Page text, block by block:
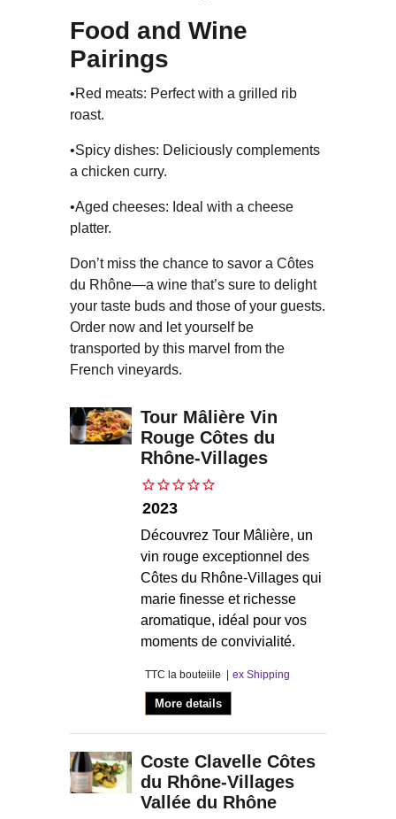
Food and Wine
Pairings
•Red meats: Perfect with a grilled rib
roast.
•Spicy dishes: Deliciously complements
a chicken curry.
•Aged cheeses: Ideal with a cheese
platter.
Don’t miss the chance to savor a Côtes
du Rhône—a wine that’s sure to delight
your taste buds and those of your guests.
Order now and let yourself be
transported by this marvel from the
French vineyards.
Tour Mâlière Vin
Rouge Côtes du
Rhône-Villages
2023
Découvrez Tour Mâlière, un
vin rouge exceptionnel des
Côtes du Rhône-Villages qui
marie finesse et richesse
aromatique, idéal pour vos
moments de convivialité.
TTC la bouteiile ex Shipping
More details
Coste Clavelle Côtes
du Rhône-Villages
Vallée du Rhône